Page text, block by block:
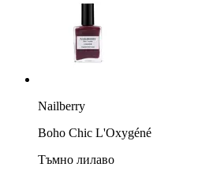
Nailberry
Boho Chic L'Oxygéné
Тъмно лилаво